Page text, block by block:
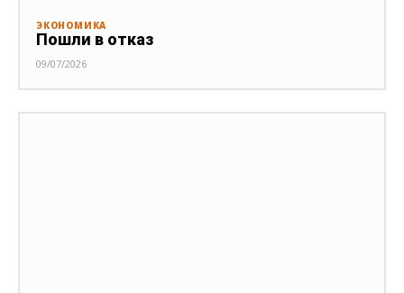
ЭКОНОМИКА
Пошли в отказ
09/07/2026